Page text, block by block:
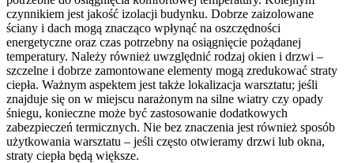
czynnikiem jest jakość izolacji budynku. Dobrze zaizolowane
ściany i dach mogą znacząco wpłynąć na oszczędności
energetyczne oraz czas potrzebny na osiągnięcie pożądanej
temperatury. Należy również uwzględnić rodzaj okien i drzwi –
szczelne i dobrze zamontowane elementy mogą zredukować straty
ciepła. Ważnym aspektem jest także lokalizacja warsztatu; jeśli
znajduje się on w miejscu narażonym na silne wiatry czy opady
śniegu, konieczne może być zastosowanie dodatkowych
zabezpieczeń termicznych. Nie bez znaczenia jest również sposób
użytkowania warsztatu – jeśli często otwieramy drzwi lub okna,
straty ciepła będą większe.